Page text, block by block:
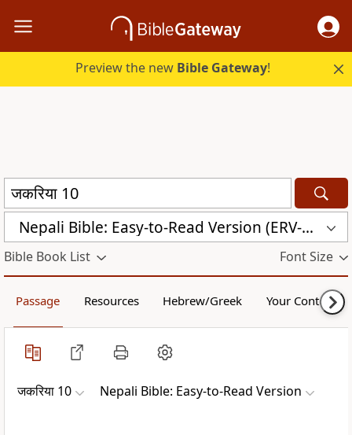
Preview the new Bible Gateway!
Nepali Bible: Easy-to-Read Version (ERV-NE)
Bible Book List Font Size
Passage Resources Hebrew/Greek Your Content
जकरिया 10 Nepali Bible: Easy-to-Read Version